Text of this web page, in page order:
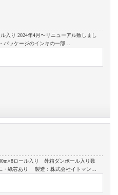
り 2024年4月〜リニューアル致しまし
パッケージのインキの一部…
ロール入り 外箱ダンボール入り数
・紙芯あり 製造：株式会社イトマン…